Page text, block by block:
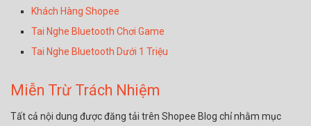
Khách Hàng Shopee
Tai Nghe Bluetooth Chơi Game
Tai Nghe Bluetooth Dưới 1 Triệu
Miễn Trừ Trách Nhiệm
Tất cả nội dung được đăng tải trên Shopee Blog chỉ nhằm mục